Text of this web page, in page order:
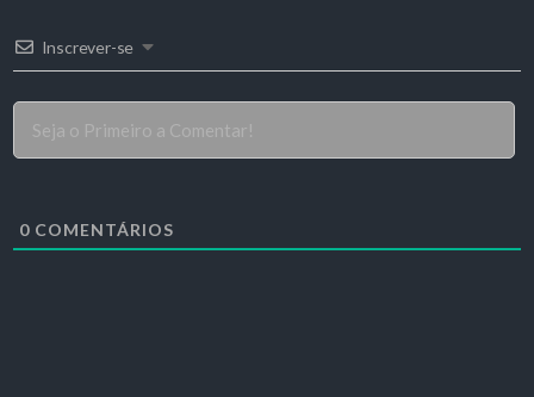
Inscrever-se
0 COMENTÁRIOS